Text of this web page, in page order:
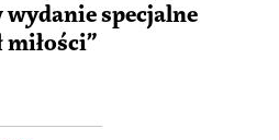
wydanie specjalne
miłości”